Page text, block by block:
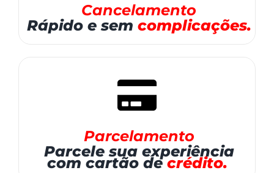
Cancelamento
Rápido e sem complicações.
Parcelamento
Parcele sua experiência
com cartão decrédito.